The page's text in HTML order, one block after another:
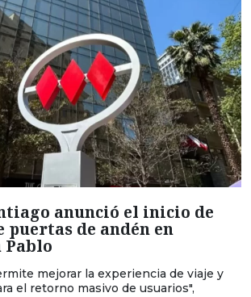
anunció el inicio de
puertas de andén en
Pablo
mejorar la experiencia de viaje y
el retorno masivo de usuarios",